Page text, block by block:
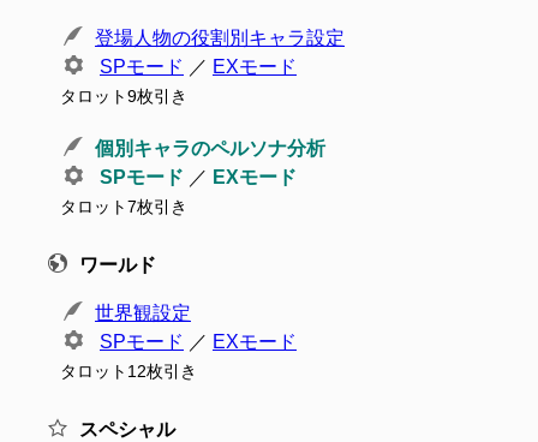
登場人物の役割別キャラ設定
SPモード ／ EXモード
タロット9枚引き
個別キャラのペルソナ分析
SPモード ／ EXモード
タロット7枚引き
ワールド
世界観設定
SPモード ／ EXモード
タロット12枚引き
スペシャル